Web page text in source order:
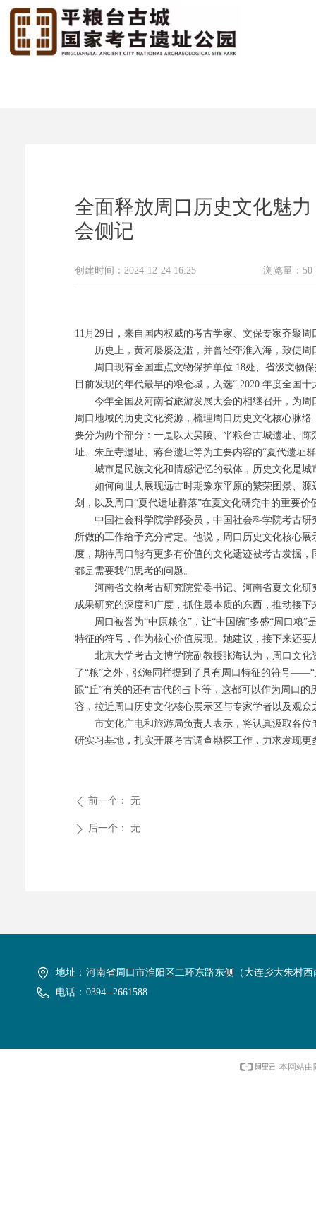
全面释放周口历史文化魅
会侧记
11月29日，来自国内权威的考古学家、文保专家齐聚
历史上，黄河屡屡泛滥，并曾经夺淮入海，致使周
周口现有全国重点文物保护单位 18处、省级文物保
目前发现的年代最早的粮仓城，入选“ 2020 年度全国十
今年全国及河南省旅游发展大会的相继召开，为周
周口地域的历史文化资源，梳理周口历史文化核心脉
要分为两个部分：一是以太昊陵、平粮台古城遗址、
址、朱丘寺遗址、蒋台遗址等为主要内容的“夏代遗址
城市是民族文化和情感记忆的载体，历史文化是城
如何向世人展现远古时期豫东平原的繁荣图景、源
划，以及周口“夏代遗址群落”在夏文化研究中的重要
中国社会科学院学部委员，中国社会科学院考古研
所做的工作给予充分肯定。他说，周口历史文化核心
度，期待周口能有更多有价值的文化遗迹被考古发掘
都是需要我们思考的问题。
河南省文物考古研究院党委书记、河南省夏文化研
成果研究的深度和广度，抓住最本质的东西，推动接下
周口被誉为“中原粮仓”，让“中国碗”多盛“周口粮”
特征的符号，作为核心价值展现。她建议，接下来还
北京大学考古文博学院副教授张海认为，周口文化
了“粮”之外，张海同样提到了具有周口特征的符号
跟“丘”有关的还有古代的占卜等，这都可以作为周口
容，拉近周口历史文化核心展示区与专家学者以及观众
市文化广电和旅游局负责人表示，将认真汲取各位
研实习基地，扎实开展考古调查勘探工作，力求发现
创建时间： 2024-12-24 16:25 浏览量： 50
ꄴ 前一个： 无
ꄲ 后一个： 无
地址： 河南省周口市淮阳区二环东路东侧（大连乡大朱村西
电话： 0394--2661588
本网站由